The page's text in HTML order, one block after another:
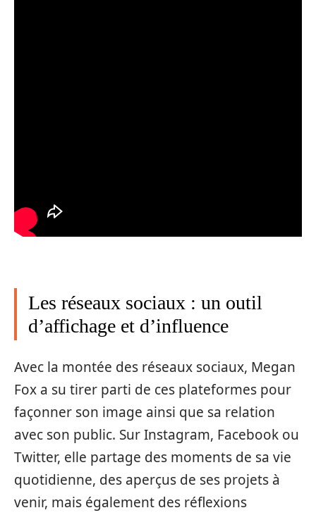
Les réseaux sociaux : un outil
d’affichage et d’influence
Avec la montée des réseaux sociaux, Megan
Fox a su tirer parti de ces plateformes pour
façonner son image ainsi que sa relation
avec son public. Sur Instagram, Facebook ou
Twitter, elle partage des moments de sa vie
quotidienne, des aperçus de ses projets à
venir, mais également des réflexions